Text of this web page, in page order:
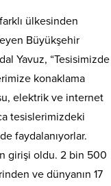
ülkesinden
Büyükşehir
Yavuz, “Tesisimizde
konaklama
elektrik ve internet
tesislerimizdeki
faydalanıyorlar.
girişi oldu. 2 bin 500
ve dünyanın 17